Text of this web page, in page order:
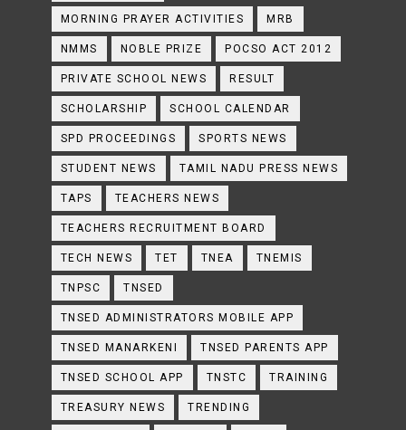
MORNING PRAYER ACTIVITIES MRB
NMMS NOBLE PRIZE POCSO ACT 2012
PRIVATE SCHOOL NEWS RESULT
SCHOLARSHIP SCHOOL CALENDAR
SPD PROCEEDINGS SPORTS NEWS
STUDENT NEWS TAMIL NADU PRESS NEWS
TAPS TEACHERS NEWS
TEACHERS RECRUITMENT BOARD
TECH NEWS TET TNEA TNEMIS
TNPSC TNSED
TNSED ADMINISTRATORS MOBILE APP
TNSED MANARKENI TNSED PARENTS APP
TNSED SCHOOL APP TNSTC TRAINING
TREASURY NEWS TRENDING